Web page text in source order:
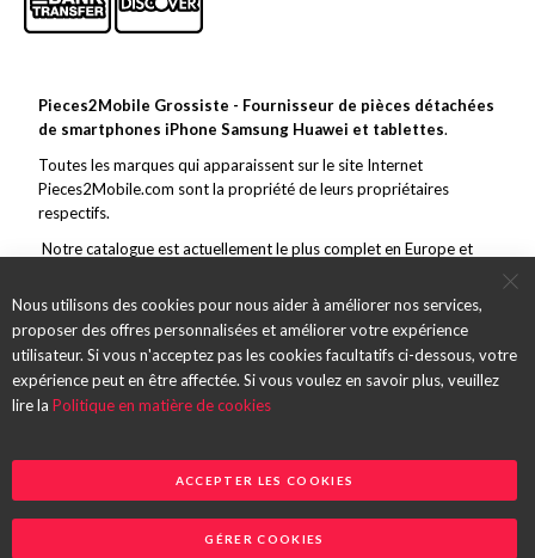
Pieces2Mobile Grossiste - Fournisseur de pièces détachées
de smartphones iPhone Samsung Huawei et tablettes.
Toutes les marques qui apparaissent sur le site Internet
Pieces2Mobile.com sont la propriété de leurs propriétaires
respectifs.
Notre catalogue est actuellement le plus complet en Europe et
marge de ce vaste choix, nous nous efforçons de toujours offrir un
service et des pièces de qualité et des envois rapides.
Nous utilisons des cookies pour nous aider à améliorer nos services,
proposer des offres personnalisées et améliorer votre expérience
utilisateur. Si vous n'acceptez pas les cookies facultatifs ci-dessous, votre
expérience peut en être affectée. Si vous voulez en savoir plus, veuillez
lire la Politique en matière de cookies
ACCEPTER LES COOKIES
GÉRER COOKIES